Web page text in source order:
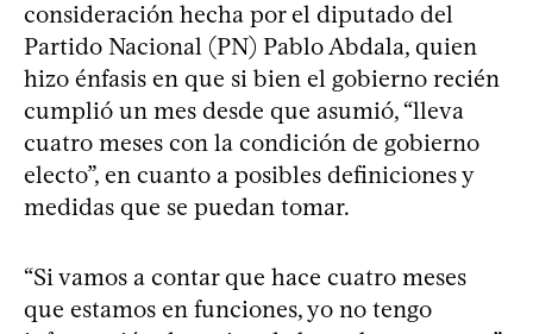
consideración hecha por el diputado del
Partido Nacional (PN) Pablo Abdala, quien
hizo énfasis en que si bien el gobierno recién
cumplió un mes desde que asumió, “lleva
cuatro meses con la condición de gobierno
electo”, en cuanto a posibles definiciones y
medidas que se puedan tomar.
“Si vamos a contar que hace cuatro meses
que estamos en funciones, yo no tengo